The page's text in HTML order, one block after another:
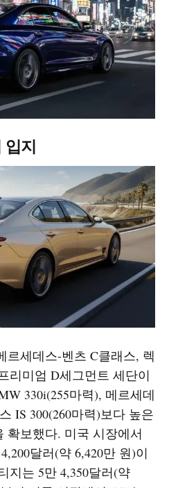
지
르세데스-벤츠 C클래스, 렉
리미엄 D세그먼트 세단이
330i(255마력), 메르세데
IS 300(260마력)보다 높은
확보했다. 미국 시장에서
달러(약 6,420만 원)이
지는 5만 4,350달러(약